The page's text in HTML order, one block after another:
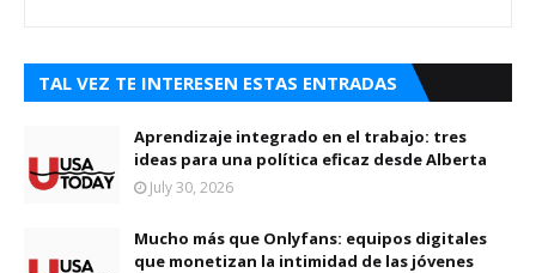
TAL VEZ TE INTERESEN ESTAS ENTRADAS
Aprendizaje integrado en el trabajo: tres
ideas para una política eficaz desde Alberta
July 30, 2026
Mucho más que Onlyfans: equipos digitales
que monetizan la intimidad de las jóvenes